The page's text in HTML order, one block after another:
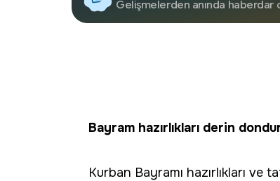
Gelişmelerden anında haberdar
Bayram hazırlıkları derin
Kurban Bayramı hazırlıkları ve